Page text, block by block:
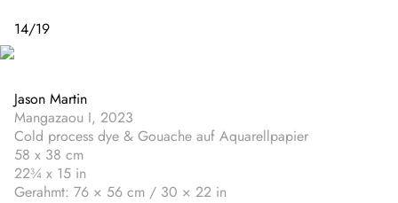
14/19
Jason Martin
Mangazaou I, 2023
Cold process dye & Gouache auf Aquarellpapier
58 x 38 cm
22¾ x 15 in
Gerahmt: 76 × 56 cm / 30 × 22 in